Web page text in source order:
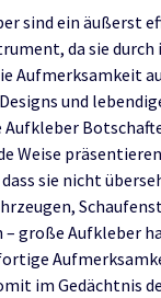
sind ein äußerst
da sie durch
Aufmerksamkeit
und
Weise
sie nicht
– große Aufkleber
im Gedächtnis